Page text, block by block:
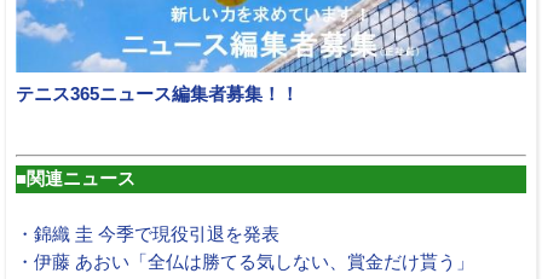
テニス365ニュース編集者募集！！
■関連ニュース
・錦織 圭 今季で現役引退を発表
・伊藤 あおい「全仏は勝てる気しない、賞金だけ貰う」